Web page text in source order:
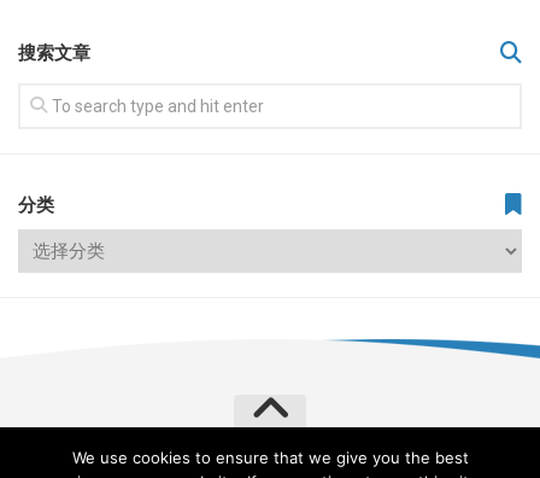
搜索文章
分类
飞常旅客 VERYLVKE © 2026. All Rights Reserved.
We use cookies to ensure that we give you the best